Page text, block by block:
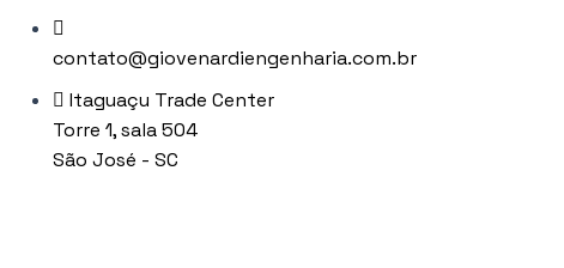
contato@giovenardiengenharia.com.br
Itaguaçu Trade Center
Torre 1, sala 504
São José - SC